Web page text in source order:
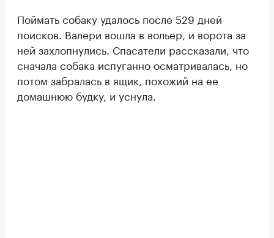
Поймать собаку удалось после 529 дней
поисков. Валери вошла в вольер, и ворота за
ней захлопнулись. Спасатели рассказали, что
сначала собака испуганно осматривалась, но
потом забралась в ящик, похожий на ее
домашнюю будку, и уснула.